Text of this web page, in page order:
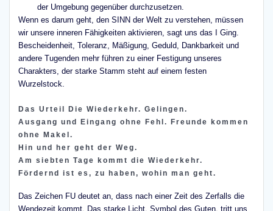
der Umgebung gegenüber durchzusetzen.
Wenn es darum geht, den SINN der Welt zu verstehen, müssen
wir unsere inneren Fähigkeiten aktivieren, sagt uns das I Ging.
Bescheidenheit, Toleranz, Mäßigung, Geduld, Dankbarkeit und
andere Tugenden mehr führen zu einer Festigung unseres
Charakters, der starke Stamm steht auf einem festen
Wurzelstock.
Das Urteil Die Wiederkehr. Gelingen.
Ausgang und Eingang ohne Fehl. Freunde kommen
ohne Makel.
Hin und her geht der Weg.
Am siebten Tage kommt die Wiederkehr.
Fördernd ist es, zu haben, wohin man geht.
Das Zeichen FU deutet an, dass nach einer Zeit des Zerfalls die
Wendezeit kommt. Das starke Licht, Symbol des Guten, tritt uns